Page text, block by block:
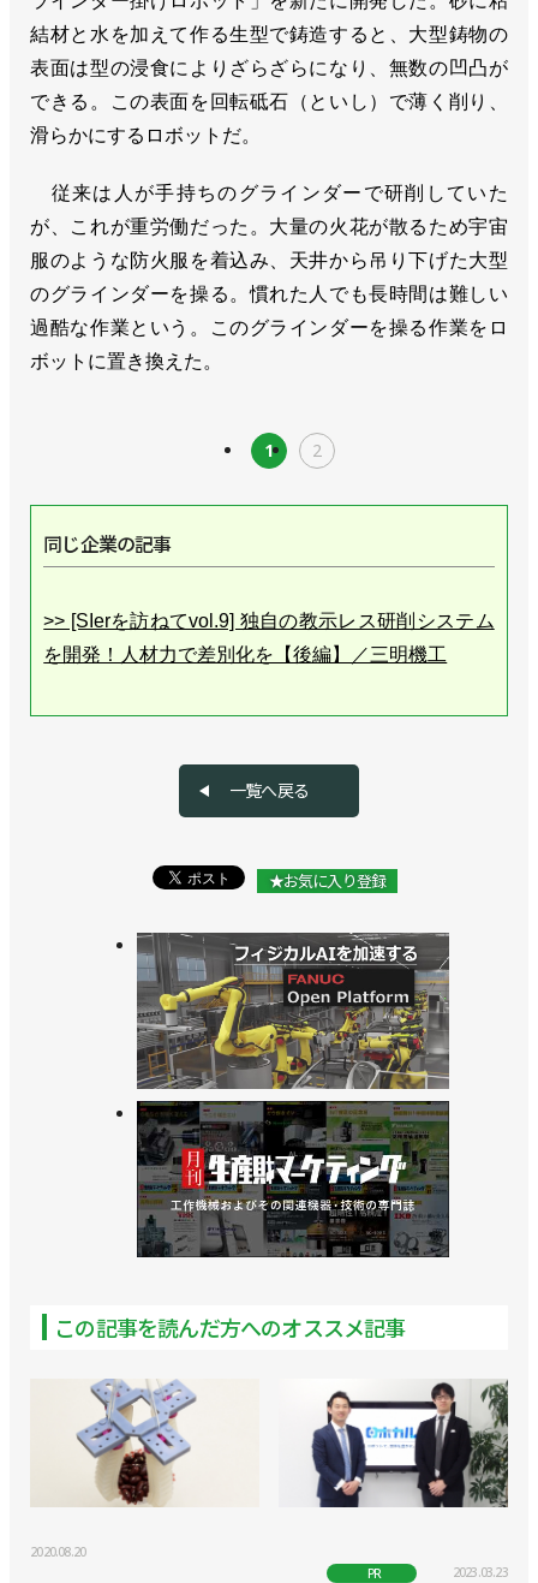
結材と水を加えて作る生型で鋳造すると、大型鋳物の
表面は型の浸食によりざらざらになり、無数の凹凸が
できる。この表面を回転砥石（といし）で薄く削り、
滑らかにするロボットだ。
従来は人が手持ちのグラインダーで研削していた
が、これが重労働だった。大量の火花が散るため宇宙
服のような防火服を着込み、天井から吊り下げた大型
のグラインダーを操る。慣れた人でも長時間は難しい
過酷な作業という。このグラインダーを操る作業をロ
ボットに置き換えた。
1 2
同じ企業の記事
>> [SIerを訪ねてvol.9] 独自の教示レス研削システム
を開発！人材力で差別化を【後編】／三明機工
一覧へ戻る
★お気に入り登録
この記事を読んだ方へのオススメ記事
2020.08.20
PR 2023.03.23